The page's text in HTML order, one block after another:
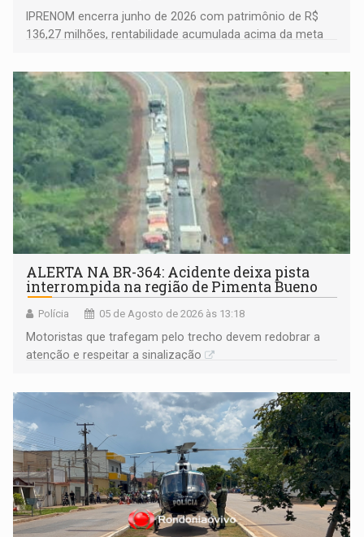
IPRENOM encerra junho de 2026 com patrimônio de R$
136,27 milhões, rentabilidade acumulada acima da meta
ALERTA NA BR-364: Acidente deixa pista
interrompida na região de Pimenta Bueno
Polícia 05 de Agosto de 2026 às 13:18
​Motoristas que trafegam pelo trecho devem redobrar a
atenção e respeitar a sinalização